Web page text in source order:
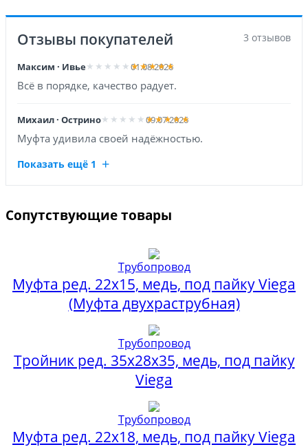
Отзывы покупателей 3 отзывов
Максим · Ивье 01.08.2026
Всё в порядке, качество радует.
Михаил · Острино 09.07.2026
Муфта удивила своей надёжностью.
Показать ещё 1
Сопутствующие товары
Трубопровод
Муфта ред. 22х15, медь, под пайку Viega
(Муфта двухраструбная)
Трубопровод
Тройник ред. 35х28х35, медь, под пайку
Viega
Трубопровод
Муфта ред. 22х18, медь, под пайку Viega